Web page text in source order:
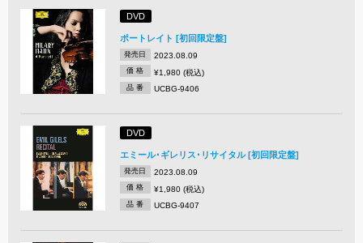
DVD
ポートレイト [初回限定盤]
発売日 2023.08.09
価 格 ¥1,980 (税込)
品 番 UCBG-9406
DVD
エミール･ギレリス･リサイタル [初回限定盤]
発売日 2023.08.09
価 格 ¥1,980 (税込)
品 番 UCBG-9407